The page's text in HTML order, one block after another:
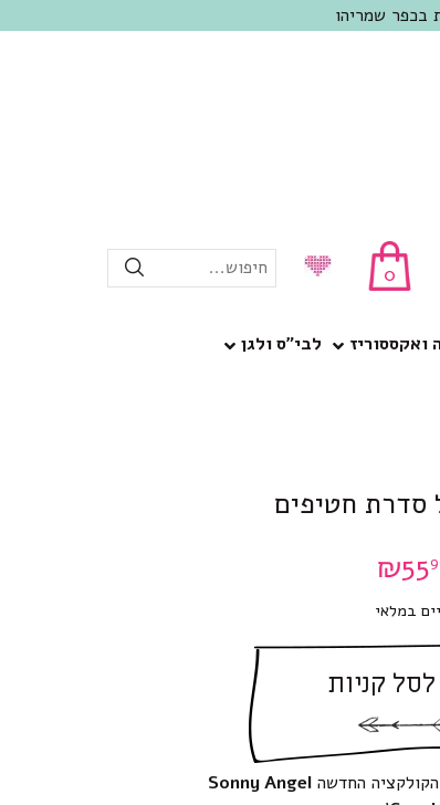
0 חיפוש...
ואקססוריז
לבי”ס ולגן
סדרת חטיפים
₪55
במלאי
קניות
החדשה Sonny Angel